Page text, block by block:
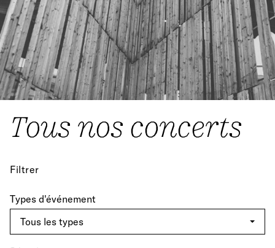
Tous nos concerts
Filtrer
Types d'événement